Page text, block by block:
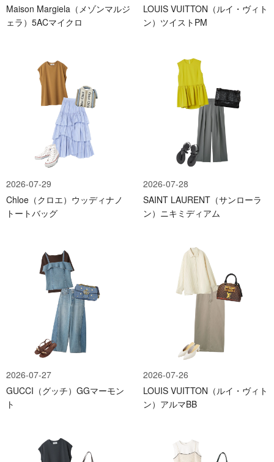
Maison Margiela（メゾンマルジ
ェラ）5ACマイクロ
LOUIS VUITTON（ルイ・ヴィト
ン）ツイストPM
2026-07-29
Chloe（クロエ）ウッディナノ
トートバッグ
2026-07-28
SAINT LAURENT（サンローラ
ン）ニキミディアム
2026-07-27
GUCCI（グッチ）GGマーモン
ト
2026-07-26
LOUIS VUITTON（ルイ・ヴィト
ン）アルマBB